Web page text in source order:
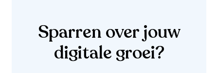
Sparren over jouw
digitale groei?